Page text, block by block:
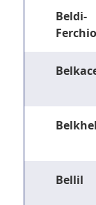
Beldi-
Bellil